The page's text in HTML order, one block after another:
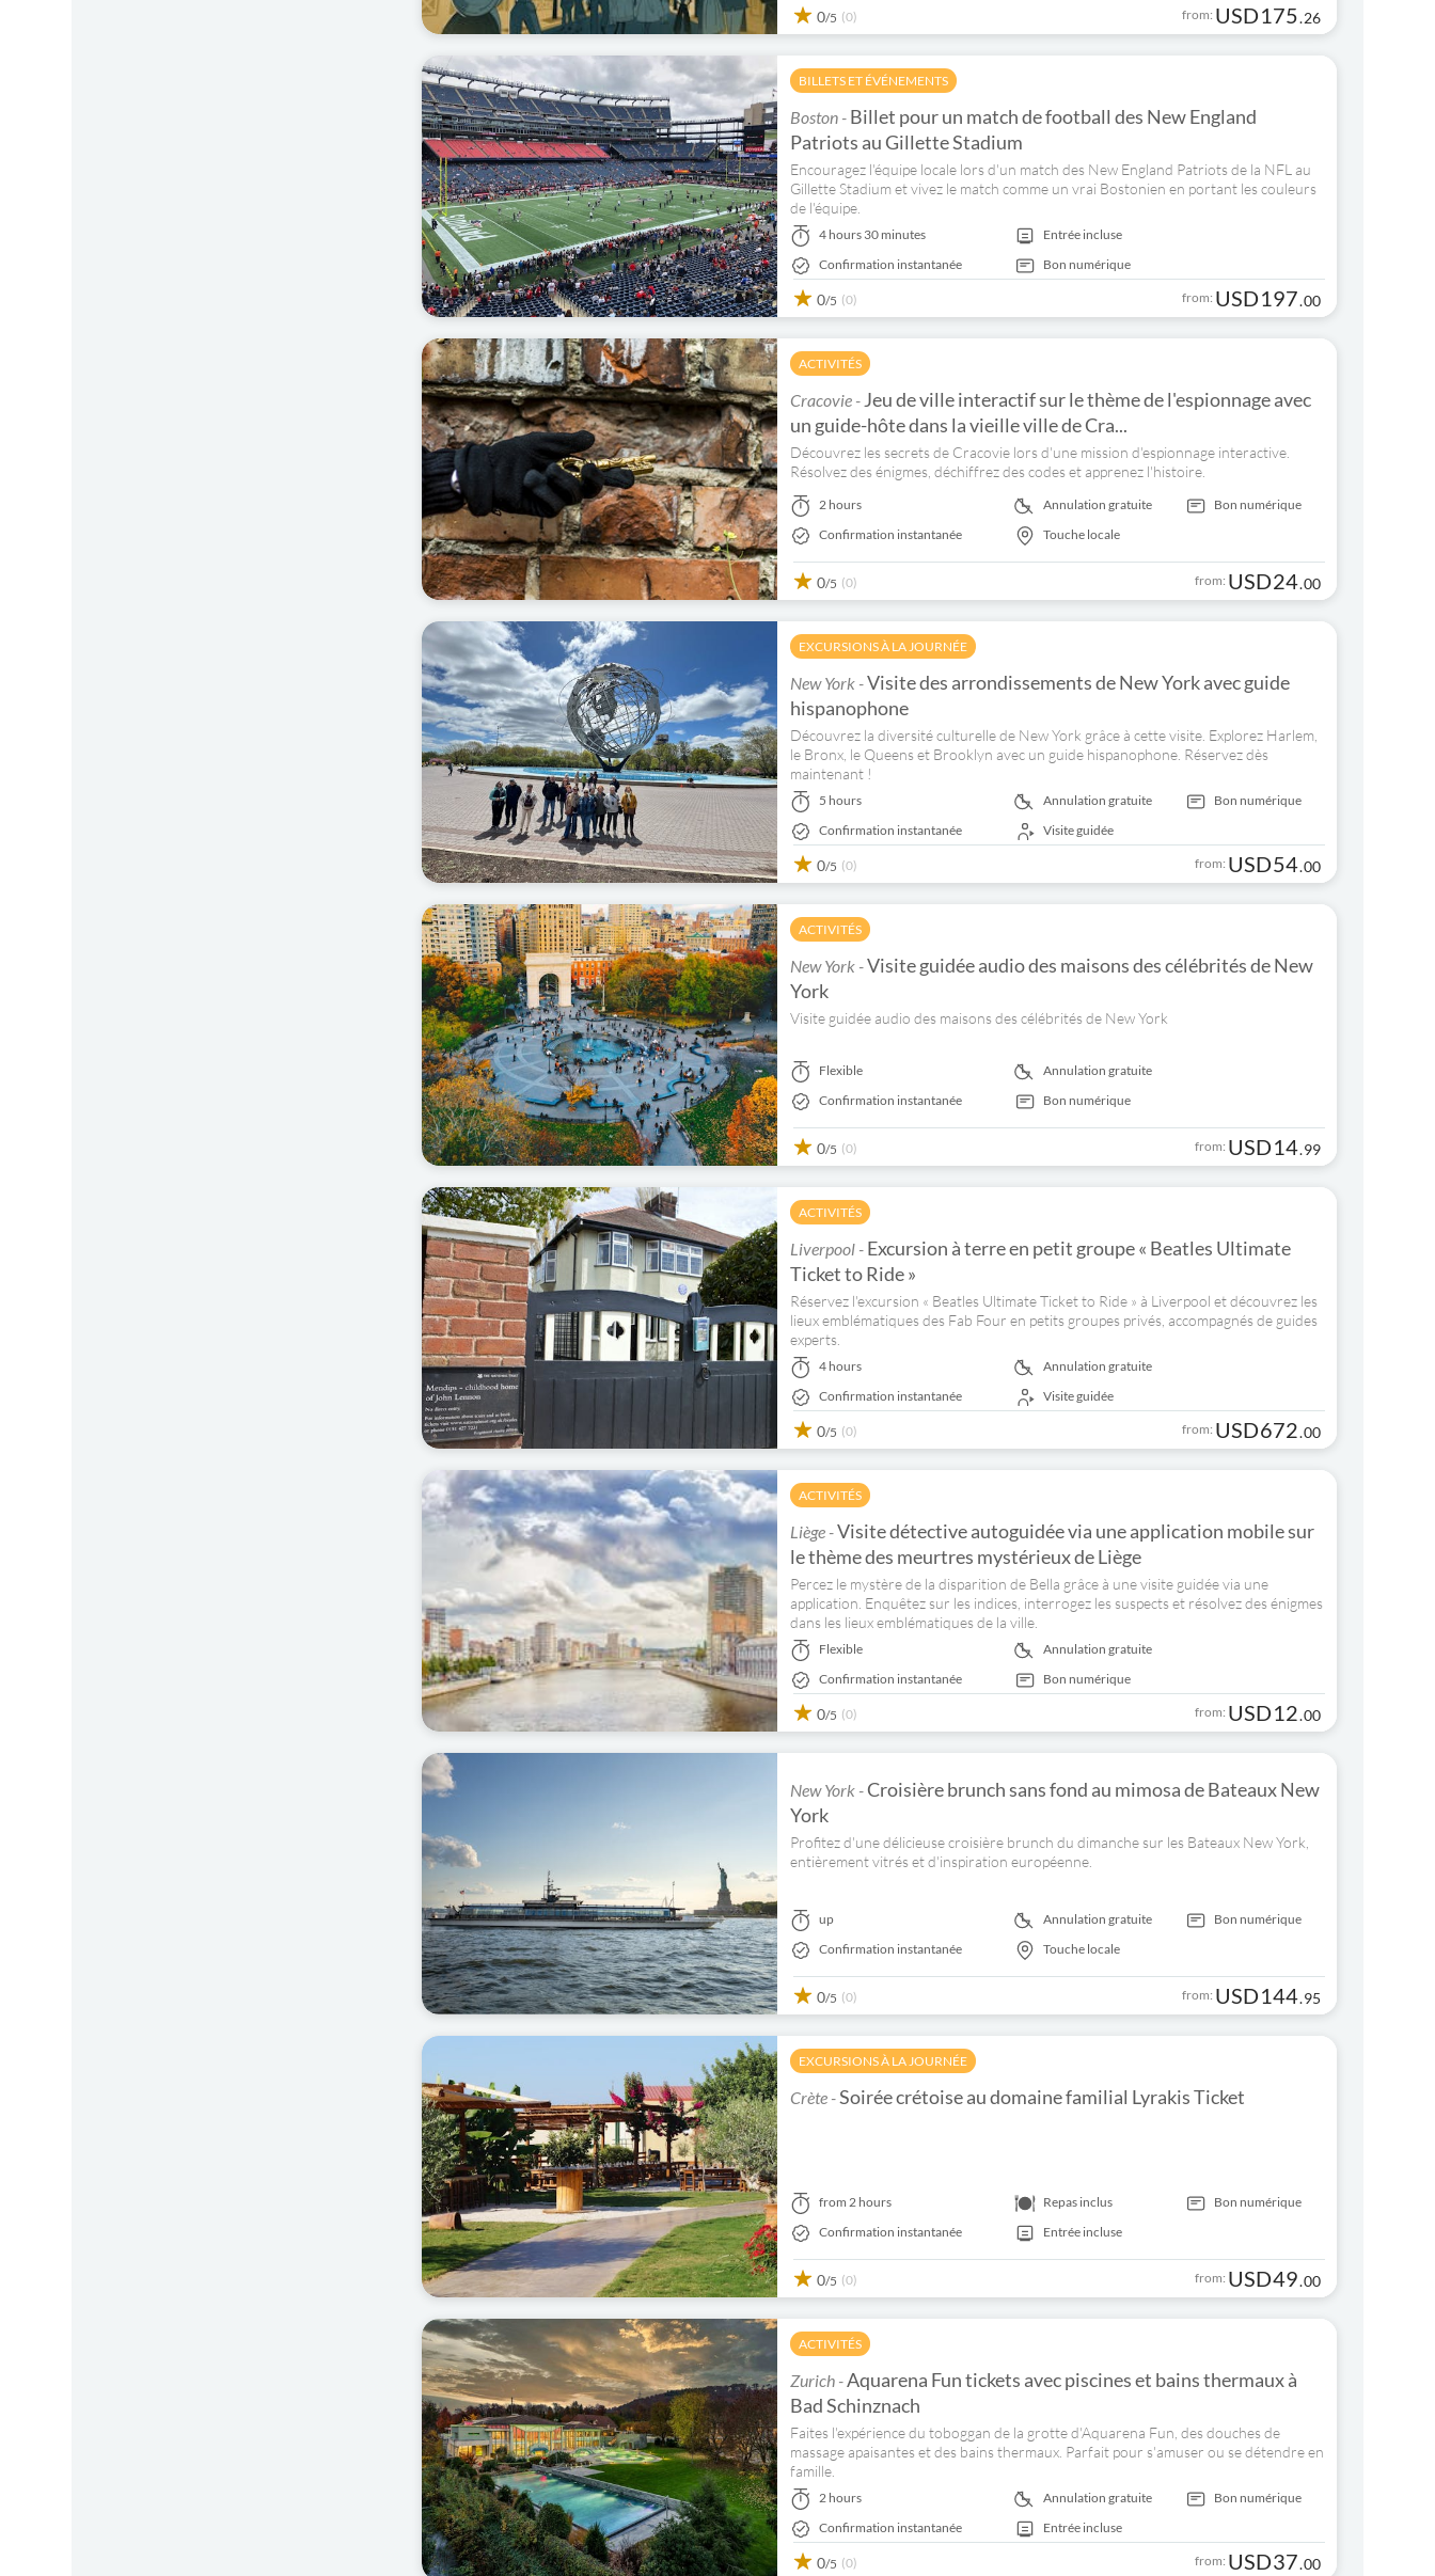
0/5 (0) from: USD175.26
BILLETS ET ÉVÉNEMENTS
Boston -Billet pour un match de football des New England
Patriots au Gillette Stadium
Encouragez l'équipe locale lors d'un match des New England Patriots de la NFL au
Gillette Stadium et vivez le match comme un vrai Bostonien en portant les couleurs
de l'équipe.
4 hours 30 minutes
Confirmation instantanée
Entrée incluse
Bon numérique
0/5 (0) from: USD197.00
ACTIVITÉS
Cracovie -Jeu de ville interactif sur le thème de l'espionnage avec
un guide-hôte dans la vieille ville de Cra...
Découvrez les secrets de Cracovie lors d'une mission d'espionnage interactive.
Résolvez des énigmes, déchiffrez des codes et apprenez l'histoire.
2 hours
Confirmation instantanée
Annulation gratuite
Touche locale
Bon numérique
0/5 (0) from: USD24.00
EXCURSIONS À LA JOURNÉE
New York -Visite des arrondissements de New York avec guide
hispanophone
Découvrez la diversité culturelle de New York grâce à cette visite. Explorez Harlem,
le Bronx, le Queens et Brooklyn avec un guide hispanophone. Réservez dès
maintenant !
5 hours
Confirmation instantanée
Annulation gratuite
Visite guidée
Bon numérique
0/5 (0) from: USD54.00
ACTIVITÉS
New York -Visite guidée audio des maisons des célébrités de New
York
Visite guidée audio des maisons des célébrités de New York
Flexible
Confirmation instantanée
Annulation gratuite
Bon numérique
0/5 (0) from: USD14.99
ACTIVITÉS
Liverpool -Excursion à terre en petit groupe « Beatles Ultimate
Ticket to Ride »
Réservez l'excursion « Beatles Ultimate Ticket to Ride » à Liverpool et découvrez les
lieux emblématiques des Fab Four en petits groupes privés, accompagnés de guides
experts.
4 hours
Confirmation instantanée
Annulation gratuite
Visite guidée
0/5 (0) from: USD672.00
ACTIVITÉS
Liège -Visite détective autoguidée via une application mobile sur
le thème des meurtres mystérieux de Liège
Percez le mystère de la disparition de Bella grâce à une visite guidée via une
application. Enquêtez sur les indices, interrogez les suspects et résolvez des énigmes
dans les lieux emblématiques de la ville.
Flexible
Confirmation instantanée
Annulation gratuite
Bon numérique
0/5 (0) from: USD12.00
New York -Croisière brunch sans fond au mimosa de Bateaux New
York
Profitez d'une délicieuse croisière brunch du dimanche sur les Bateaux New York,
entièrement vitrés et d'inspiration européenne.
up
Confirmation instantanée
Annulation gratuite
Touche locale
Bon numérique
0/5 (0) from: USD144.95
EXCURSIONS À LA JOURNÉE
Crète -Soirée crétoise au domaine familial Lyrakis Ticket
from 2 hours
Confirmation instantanée
Repas inclus
Entrée incluse
Bon numérique
0/5 (0) from: USD49.00
ACTIVITÉS
Zurich -Aquarena Fun tickets avec piscines et bains thermaux à
Bad Schinznach
Faites l'expérience du toboggan de la grotte d'Aquarena Fun, des douches de
massage apaisantes et des bains thermaux. Parfait pour s'amuser ou se détendre en
famille.
2 hours
Confirmation instantanée
Annulation gratuite
Entrée incluse
Bon numérique
0/5 (0) from: USD37.00